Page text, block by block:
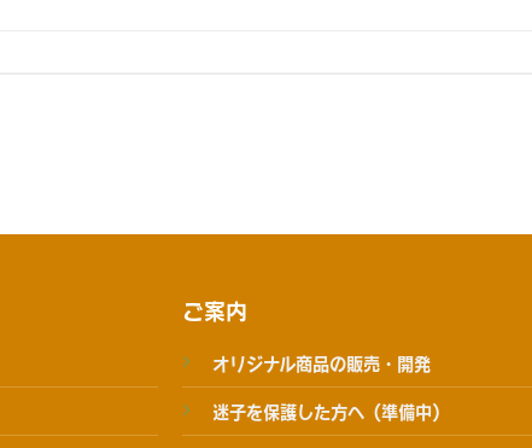
ご案内
オリジナル商品の販売・開発
迷子を保護した方へ（準備中）